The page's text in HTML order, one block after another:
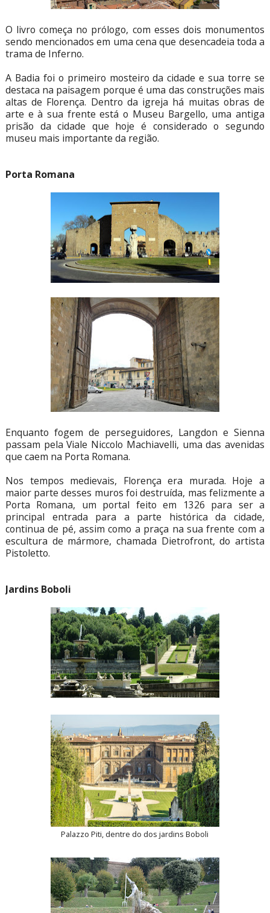
O livro começa no prólogo, com esses dois monumentos
sendo mencionados em uma cena que desencadeia toda a
trama de Inferno.
A Badia foi o primeiro mosteiro da cidade e sua torre se
destaca na paisagem porque é uma das construções mais
altas de Florença. Dentro da igreja há muitas obras de
arte e à sua frente está o Museu Bargello, uma antiga
prisão da cidade que hoje é considerado o segundo
museu mais importante da região.
Porta Romana
Enquanto fogem de perseguidores, Langdon e Sienna
passam pela Viale Niccolo Machiavelli, uma das avenidas
que caem na Porta Romana.
Nos tempos medievais, Florença era murada. Hoje a
maior parte desses muros foi destruída, mas felizmente a
Porta Romana, um portal feito em 1326 para ser a
principal entrada para a parte histórica da cidade,
continua de pé, assim como a praça na sua frente com a
escultura de mármore, chamada Dietrofront, do artista
Pistoletto.
Jardins Boboli
Palazzo Piti, dentre do dos jardins Boboli